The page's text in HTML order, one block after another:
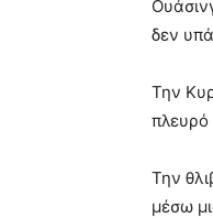
δεν
Την
πλευρό
Την
μέσω